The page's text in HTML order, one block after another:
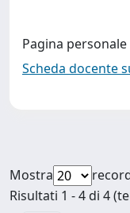
Pagina personale
Scheda docente
Mostra
Risultati 1 - 4 di 4